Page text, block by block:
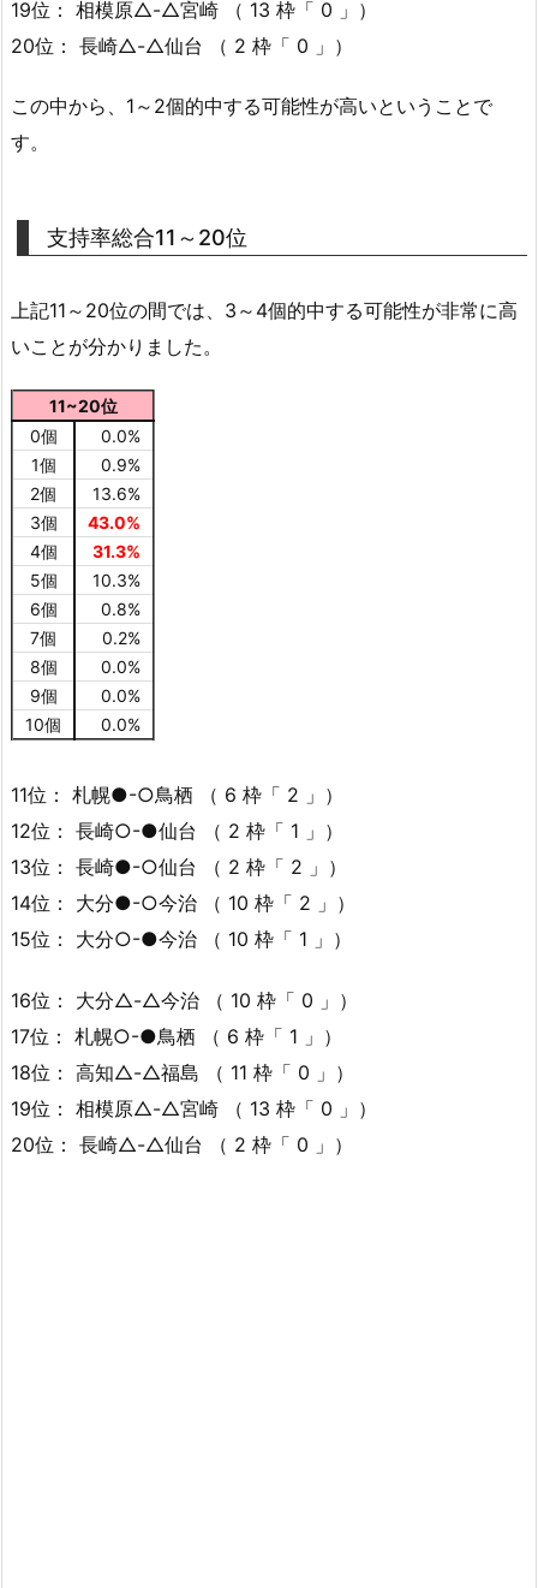
19位： 相模原△-△宮崎 （ 13 枠「 0 」）
20位： 長崎△-△仙台 （ 2 枠「 0 」）
この中から、1～2個的中する可能性が高いということで
す。
支持率総合11～20位
上記11～20位の間では、3～4個的中する可能性が非常に高
いことが分かりました。
11~20位
0個
0.0%
1個
0.9%
2個
13.6%
3個
43.0%
4個
31.3%
5個
10.3%
6個
0.8%
7個
0.2%
8個
0.0%
9個
0.0%
10個
0.0%
11位： 札幌●-○鳥栖 （ 6 枠「 2 」）
12位： 長崎○-●仙台 （ 2 枠「 1 」）
13位： 長崎●-○仙台 （ 2 枠「 2 」）
14位： 大分●-○今治 （ 10 枠「 2 」）
15位： 大分○-●今治 （ 10 枠「 1 」）
16位： 大分△-△今治 （ 10 枠「 0 」）
17位： 札幌○-●鳥栖 （ 6 枠「 1 」）
18位： 高知△-△福島 （ 11 枠「 0 」）
19位： 相模原△-△宮崎 （ 13 枠「 0 」）
20位： 長崎△-△仙台 （ 2 枠「 0 」）